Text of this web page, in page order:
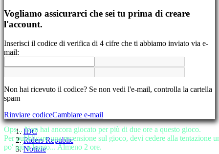
Cambia
lingua
AR
BS
DE
EL
EN
FI
FR
HR
IT
JA
Vogliamo assicurarci che sei tu prima di creare
l'account.
Inserisci il codice di verifica di 4 cifre che ti abbiamo inviato via e-
mail:
Non hai ricevuto il codice? Se non vedi l'e-mail, controlla la cartella
spam
Rinviare codiceCambiare e-mail
IDC
Riders Republic
Notizie
Ops... Non hai ancora giocato per più di due ore a questo gioco.
Per pubblicare una recensione sul gioco, devi cedere alla tentazione
po' più a lungo... Almeno 2 ore.